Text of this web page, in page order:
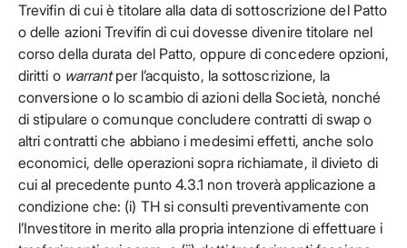
Trevifin di cui è titolare alla data di sottoscrizione del Patto
o delle azioni Trevifin di cui dovesse divenire titolare nel
corso della durata del Patto, oppure di concedere opzioni,
diritti o warrantper l’acquisto, la sottoscrizione, la
conversione o lo scambio di azioni della Società, nonché
di stipulare o comunque concludere contratti di swap o
altri contratti che abbiano i medesimi effetti, anche solo
economici, delle operazioni sopra richiamate, il divieto di
cui al precedente punto 4.3.1 non troverà applicazione a
condizione che: (i) TH si consulti preventivamente con
l’Investitore in merito alla propria intenzione di effettuare i